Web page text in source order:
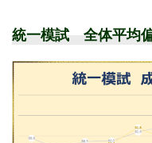
統一模試 全体平均